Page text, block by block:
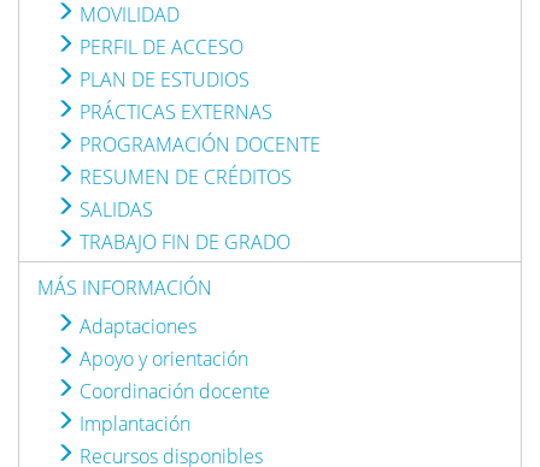
MOVILIDAD
PERFIL DE ACCESO
PLAN DE ESTUDIOS
PRÁCTICAS EXTERNAS
PROGRAMACIÓN DOCENTE
RESUMEN DE CRÉDITOS
SALIDAS
TRABAJO FIN DE GRADO
MÁS INFORMACIÓN
Adaptaciones
Apoyo y orientación
Coordinación docente
Implantación
Recursos disponibles